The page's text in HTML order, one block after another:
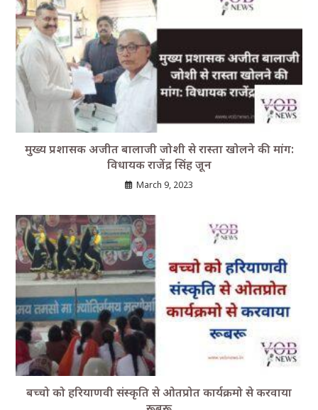
मुख्य प्रशासक अजीत बालाजी जोशी से रास्ता खोलने की मांग:
विधायक राजेंद्र सिंह जून
March 9, 2023
बच्चो को हरियाणवी संस्कृति से ओतप्रोत कार्यक्रमो से करवाया